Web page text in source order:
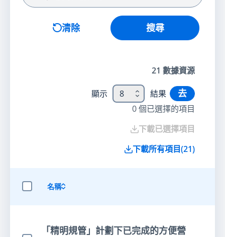
清除 搜尋
21 數據資源
顯示 8 結果 去
0個已選擇的項目
下載已選擇項目
下載所有項目(21)
名稱
「精明規管」計劃下已完成的方便營